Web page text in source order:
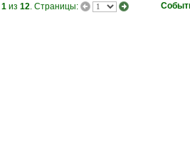
1 из 12. Страницы: